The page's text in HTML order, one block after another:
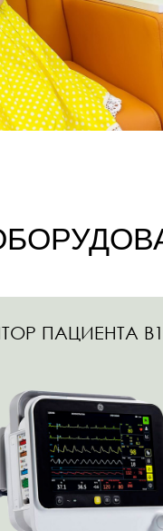
температура
B105M
ЧТОБЫ